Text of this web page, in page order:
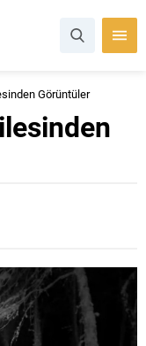
Görüntüler